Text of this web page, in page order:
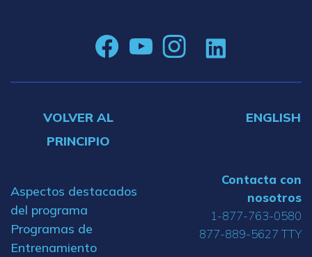
VOLVER AL
PRINCIPIO
ENGLISH
Aspectos destacados
del programa
Programas de
Entrenamiento
Contacta con
nosotros
1-877-763-0580
877-889-5627 TTY